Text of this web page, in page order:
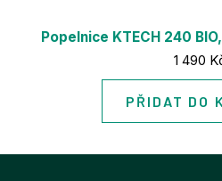
Popelnice KTECH 240
Cena:
1 490
PŘIDAT DO